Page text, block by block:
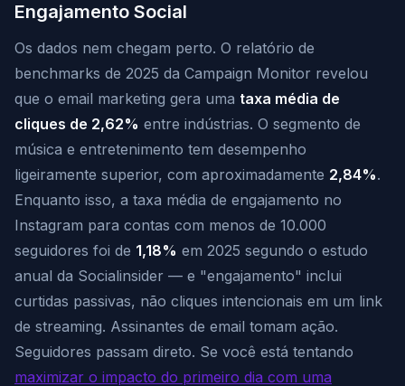
Engajamento Social
Os dados nem chegam perto. O relatório de
benchmarks de 2025 da Campaign Monitor revelou
que o email marketing gera uma taxa média de
cliques de 2,62% entre indústrias. O segmento de
música e entretenimento tem desempenho
ligeiramente superior, com aproximadamente 2,84%.
Enquanto isso, a taxa média de engajamento no
Instagram para contas com menos de 10.000
seguidores foi de 1,18% em 2025 segundo o estudo
anual da Socialinsider — e "engajamento" inclui
curtidas passivas, não cliques intencionais em um link
de streaming. Assinantes de email tomam ação.
Seguidores passam direto. Se você está tentando
maximizar o impacto do primeiro dia com uma